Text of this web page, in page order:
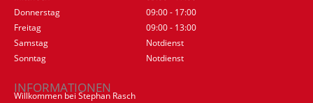
Donnerstag
09:00 - 17:00
Freitag
09:00 - 13:00
Samstag
Notdienst
Sonntag
Notdienst
INFORMATIONEN
Willkommen bei Stephan Rasch